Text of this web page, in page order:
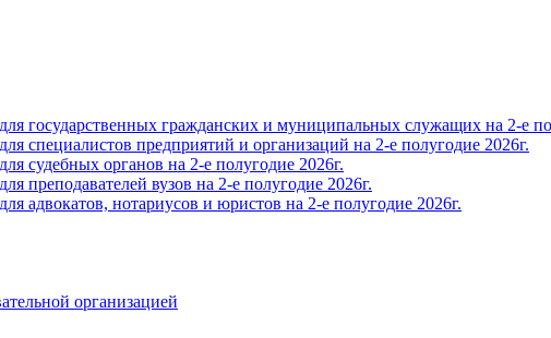
государственных гражданских и муниципальных служащих на 2-е
специалистов предприятий и организаций на 2-е полугодие 2026г.
судебных органов на 2-е полугодие 2026г.
преподавателей вузов на 2-е полугодие 2026г.
адвокатов, нотариусов и юристов на 2-е полугодие 2026г.
организацией